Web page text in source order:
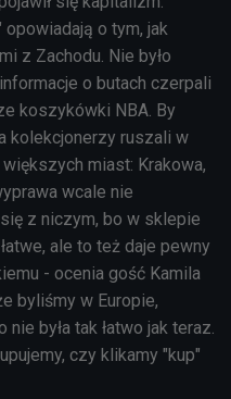
opowiadają o tym, jak
z Zachodu. Nie było
o butach czerpali
koszykówki NBA. By
kolekcjonerzy ruszali w
miast: Krakowa,
wcale nie
się z niczym, bo w sklepie
ale to też daje pewny
- ocenia gość Kamila
byliśmy w Europie,
była tak łatwo jak teraz.
czy klikamy "kup"